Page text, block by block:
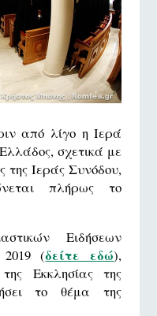
από λίγο η Ιερά
σχετικά με
της Ιεράς Συνόδου,
πλήρως το
Ειδήσεων
2019 (δείτε εδώ),
Εκκλησίας της
το θέμα της